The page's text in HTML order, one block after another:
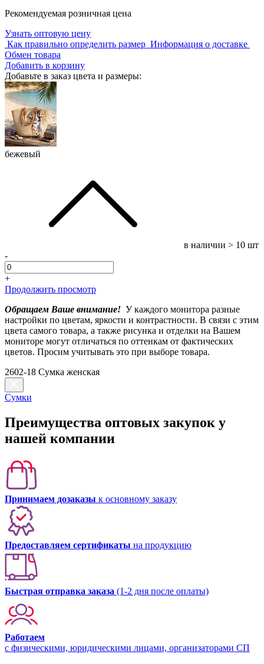
Рекомендуемая розничная цена
Узнать оптовую цену
Как правильно определить размер Информация о доставке
Обмен товара
Добавить в корзину
Добавьте в заказ цвета и размеры:
бежевый
в наличии > 10 шт
-
+
Продолжить просмотр
Обращаем Ваше внимание! У каждого монитора разные
настройки по цветам, яркости и контрастности. В связи с этим
цвета самого товара, а также рисунка и отделки на Вашем
мониторе могут отличаться по оттенкам от фактических
цветов. Просим учитывать это при выборе товара.
2602-18 Сумка женская
Сумки
Преимущества оптовых закупок у
нашей компании
Принимаем дозаказы к основному заказу
Предоставляем сертификаты на продукцию
Быстрая отправка заказа (1-2 дня после оплаты)
Работаем
с физическими, юридическими лицами, организаторами СП